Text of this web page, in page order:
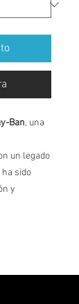
Ban, una
un legado
ha sido
y